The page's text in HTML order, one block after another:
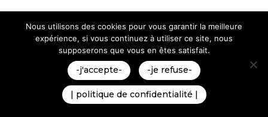
Mentions Légales
Politique de Confidentialité
Plan du Site
Création site internet | VEONEO |
Nous utilisons des cookies pour vous garantir la meilleure
expérience, si vous continuez à utiliser ce site, nous
supposerons que vous en êtes satisfait.
-j'accepte- -je refuse-
| politique de confidentialité |